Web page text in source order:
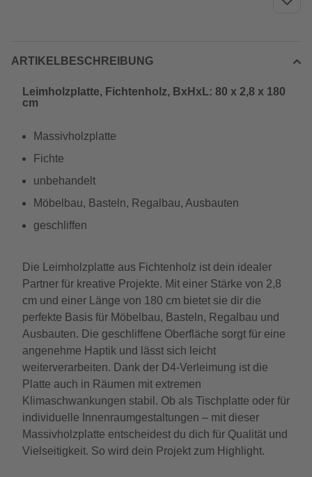
ARTIKELBESCHREIBUNG
Leimholzplatte, Fichtenholz, BxHxL: 80 x 2,8 x 180
cm
Massivholzplatte
Fichte
unbehandelt
Möbelbau, Basteln, Regalbau, Ausbauten
geschliffen
Die Leimholzplatte aus Fichtenholz ist dein idealer
Partner für kreative Projekte. Mit einer Stärke von 2,8
cm und einer Länge von 180 cm bietet sie dir die
perfekte Basis für Möbelbau, Basteln, Regalbau und
Ausbauten. Die geschliffene Oberfläche sorgt für eine
angenehme Haptik und lässt sich leicht
weiterverarbeiten. Dank der D4-Verleimung ist die
Platte auch in Räumen mit extremen
Klimaschwankungen stabil. Ob als Tischplatte oder für
individuelle Innenraumgestaltungen – mit dieser
Massivholzplatte entscheidest du dich für Qualität und
Vielseitigkeit. So wird dein Projekt zum Highlight.